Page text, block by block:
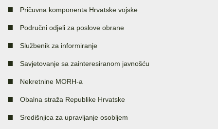
Pričuvna komponenta Hrvatske vojske
Područni odjeli za poslove obrane
Službenik za informiranje
Savjetovanje sa zainteresiranom javnošću
Nekretnine MORH-a
Obalna straža Republike Hrvatske
Središnjica za upravljanje osobljem